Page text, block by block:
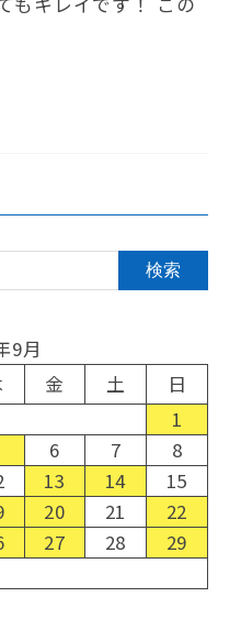
9月
金 土
日
1
6 7
8
13 14
15
20 21
22
27 28
29